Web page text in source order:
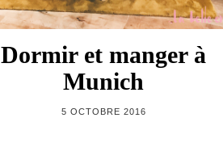
Dormir et manger à
Munich
5 OCTOBRE 2016